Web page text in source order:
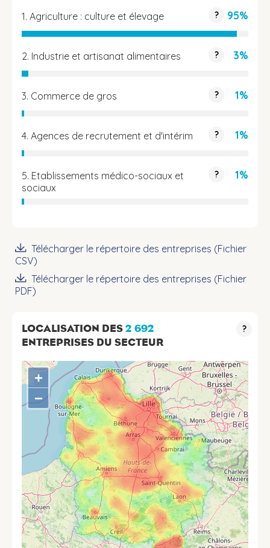
1. Agriculture : culture et élevage ? 95%
2. Industrie et artisanat alimentaires ? 3%
3. Commerce de gros ? 1%
4. Agences de recrutement et d'intérim ? 1%
5. Etablissements médico-sociaux et
sociaux
? 1%
Télécharger le répertoire des entreprises (Fichier
CSV)
Télécharger le répertoire des entreprises (Fichier
PDF)
LOCALISATION DES2 692
ENTREPRISES DU SECTEUR
?
+
−